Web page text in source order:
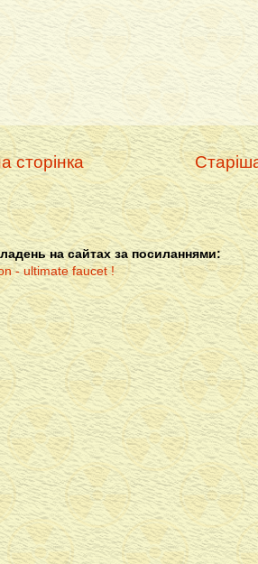
сторінка
на сайтах за посиланнями: